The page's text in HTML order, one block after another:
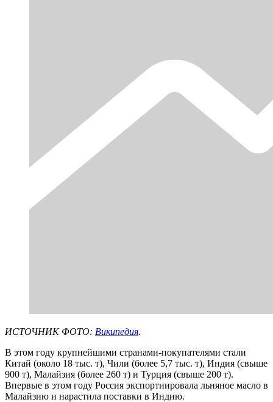
ИСТОЧНИК ФОТО: Википедия.
В этом году крупнейшими странами-покупателями стали
Китай (около 18 тыс. т), Чили (более 5,7 тыс. т), Индия (свыше
900 т), Малайзия (более 260 т) и Турция (свыше 200 т).
Впервые в этом году Россия экспортиировала льняное масло в
Малайзию и нарастила поставки в Индию.